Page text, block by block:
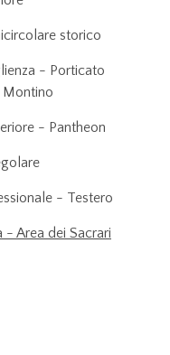
storico
- Porticato
- Pantheon
- Testero
Area dei Sacrari